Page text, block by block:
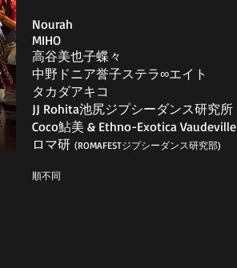
Nourah
MIHO
高谷美也子蝶々
中野ドニア誉子ステラ∞エイト
​タカダアキコ
JJ Rohita池尻ジプシーダンス研究所
Coco鮎美 & Ethno-Exotica Vaudeville
ロマ研 (ROMAFESTジプシーダンス研究部)
​順不同